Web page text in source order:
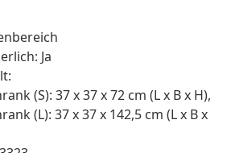
Ja
(S): 37 x 37 x 72 cm (L x B x H),
(L): 37 x 37 x 142,5 cm (L x B x